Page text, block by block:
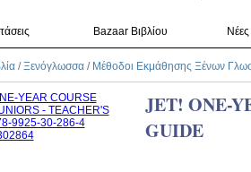
Bazaar Βιβλίου
/Ξενόγλωσσα / Μέθοδοι Εκμάθησης Ξένων
JET! ONE-
GUIDE